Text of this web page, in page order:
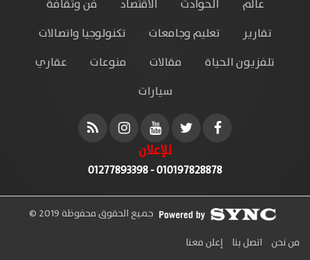
عالم
الحوادث الاقتصاد
فن وثقافة
تقارير
تعليم وجامعات
تكنولوجيا واتصالات
تلفزيون الحياة
مقالات منوعات
عقاري
سيارات
للإعلان
010197828878 - 01277893398
جميع الحقوق محفوظة 2019 ©
من نحن
اتصل بنا إعلن معنا